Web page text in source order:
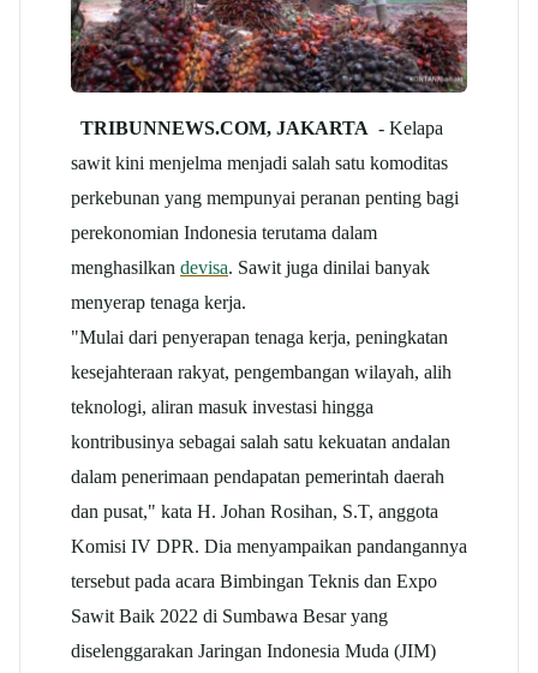
TRIBUNNEWS.COM, JAKARTA - Kelapa
sawit kini menjelma menjadi salah satu komoditas
perkebunan yang mempunyai peranan penting bagi
perekonomian Indonesia terutama dalam
menghasilkan devisa. Sawit juga dinilai banyak
menyerap tenaga kerja.
"Mulai dari penyerapan tenaga kerja, peningkatan
kesejahteraan rakyat, pengembangan wilayah, alih
teknologi, aliran masuk investasi hingga
kontribusinya sebagai salah satu kekuatan andalan
dalam penerimaan pendapatan pemerintah daerah
dan pusat," kata H. Johan Rosihan, S.T, anggota
Komisi IV DPR. Dia menyampaikan pandangannya
tersebut pada acara Bimbingan Teknis dan Expo
Sawit Baik 2022 di Sumbawa Besar yang
diselenggarakan Jaringan Indonesia Muda (JIM)